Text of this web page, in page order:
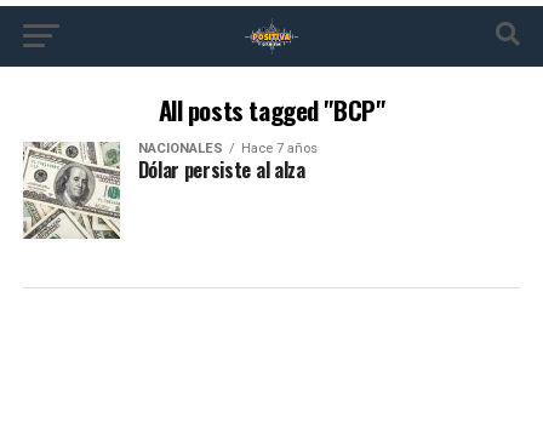
All posts tagged "BCP"
NACIONALES Hace 7 años
Dólar persiste al alza